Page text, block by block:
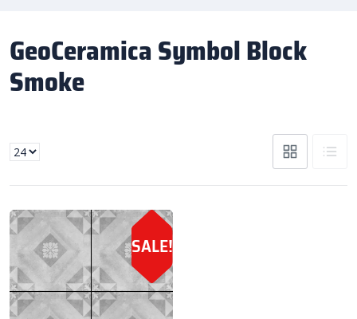
GeoCeramica Symbol Block
Smoke
SALE!